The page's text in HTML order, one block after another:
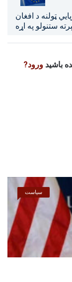
ټولنه د افغان
ستنولو په اړه
چمتووالی نیسي
باشیدورود?
سیاست